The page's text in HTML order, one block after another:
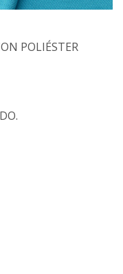
POLIÉSTER